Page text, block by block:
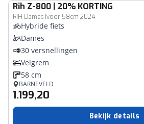
Rih Z-800 | 20% KORTING
RIH Dames Ivoor 58cm 2024
Hybride fiets
Dames
30 versnellingen
Velgrem
58 cm
BARNEVELD
1.199,20
Bekijk details